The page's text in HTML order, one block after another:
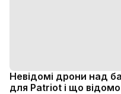
Невідомі дрони над
для Patriot і що відомо